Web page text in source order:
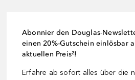
Abonnier den Douglas-
einen 20%-Gutschein einlösbar
aktuellen Preis²!
Erfahre ab sofort alles über die